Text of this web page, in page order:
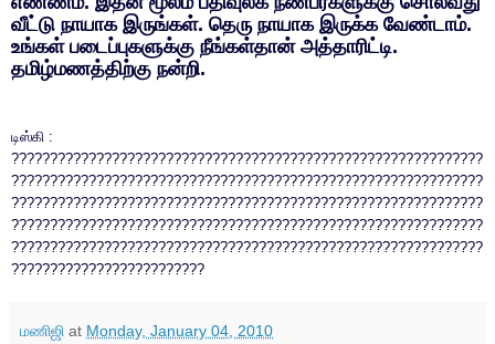
வீட்டு நாயாக இருங்கள். தெரு நாயாக இருக்க வேண்டாம்.
உங்கள் படைப்புகளுக்கு நீங்கள்தான் அத்தாரிட்டி.
தமிழ்மணத்திற்கு நன்றி.
டிஸ்கி :
?????????????????????????????????????????????????????????????
?????????????????????????????????????????????????????????????
?????????????????????????????????????????????????????????????
?????????????????????????????????????????????????????????????
?????????????????????????????????????????????????????????????
?????????????????????????
மணிஜி at Monday, January 04, 2010